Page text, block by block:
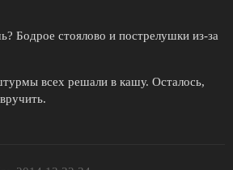
Бодрое стоялово и пострелушки из-за
всех решали в кашу. Осталось,